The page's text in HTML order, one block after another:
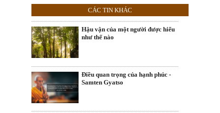
CÁC TIN KHÁC
Hậu vận của một người được hiểu
như thế nào
Điều quan trọng của hạnh phúc -
Samten Gyatso